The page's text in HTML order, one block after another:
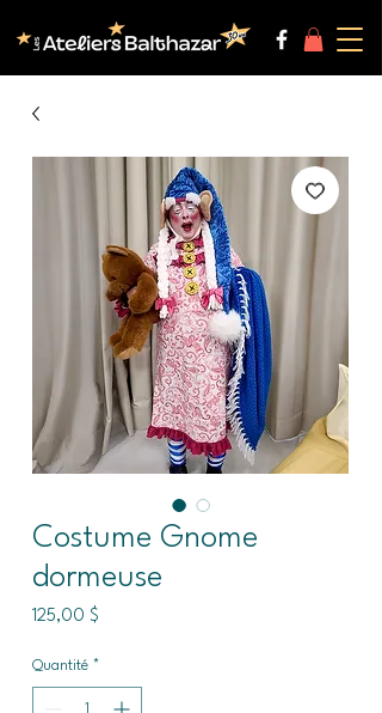
Costume Gnome
dormeuse
125,00 $
Quantité *